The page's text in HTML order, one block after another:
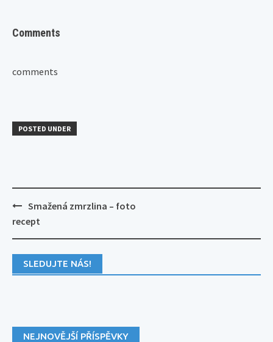
Comments
comments
POSTED UNDER
Post
navigation
Smažená zmrzlina – foto
recept
SLEDUJTE NÁS!
NEJNOVĚJŠÍ PŘÍSPĚVKY